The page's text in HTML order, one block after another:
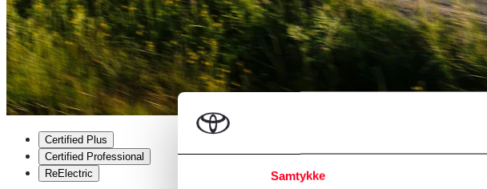
Samtykke
Certified Plus
Certified Professional
ReElectric